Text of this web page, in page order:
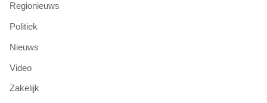
Regionieuws
Politiek
Nieuws
Video
Zakelijk